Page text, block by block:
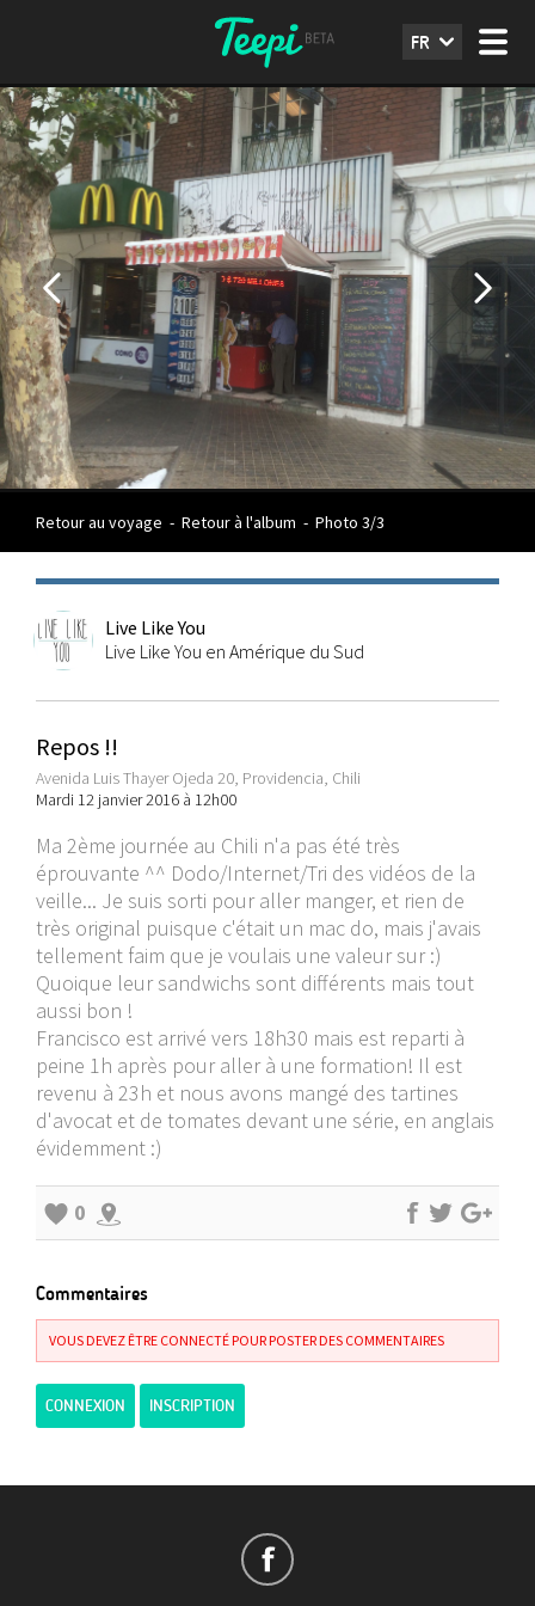
FR
Retour au voyage - Retour à l'album - Photo 3/3
Live Like You
Live Like You en Amérique du Sud
Repos !!
Avenida Luis Thayer Ojeda 20, Providencia, Chili
Mardi 12 janvier 2016 à 12h00
Ma 2ème journée au Chili n'a pas été très
éprouvante ^^ Dodo/Internet/Tri des vidéos de la
veille... Je suis sorti pour aller manger, et rien de
très original puisque c'était un mac do, mais j'avais
tellement faim que je voulais une valeur sur :)
Quoique leur sandwichs sont différents mais tout
aussi bon !
Francisco est arrivé vers 18h30 mais est reparti à
peine 1h après pour aller à une formation! Il est
revenu à 23h et nous avons mangé des tartines
d'avocat et de tomates devant une série, en anglais
évidemment :)
0
Commentaires
VOUS DEVEZ ÊTRE CONNECTÉ POUR POSTER DES COMMENTAIRES
CONNEXION INSCRIPTION